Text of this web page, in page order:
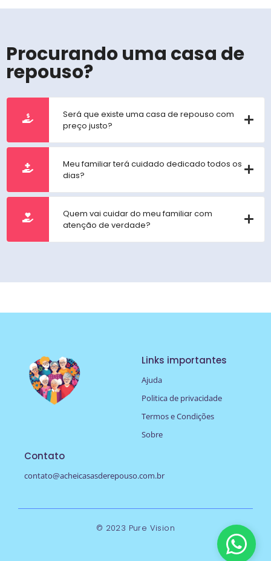
Procurando uma casa de
repouso?
Será que existe uma casa de repouso com
preço justo?
Meu familiar terá cuidado dedicado todos os
dias?
Quem vai cuidar do meu familiar com
atenção de verdade?
Links importantes
Ajuda
Politica de privacidade
Termos e Condições
Sobre
Contato
contato@acheicasasderepouso.com.br
© 2023 Pure Vision